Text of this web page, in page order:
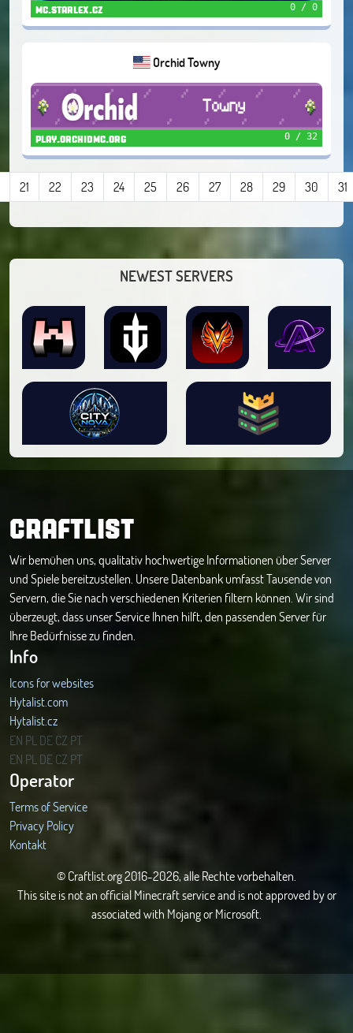
mc.starlex.cz 0 / 0
Orchid Towny
play.orchidmc.org 0 / 32
21 22 23 24 25 26 27 28 29 30 31
NEWEST SERVERS
CRAFTLIST
Wir bemühen uns, qualitativ hochwertige Informationen über Server
und Spiele bereitzustellen. Unsere Datenbank umfasst Tausende von
Servern, die Sie nach verschiedenen Kriterien filtern können. Wir sind
überzeugt, dass unser Service Ihnen hilft, den passenden Server für
Ihre Bedürfnisse zu finden.
Info
Icons for websites
Hytalist.com
Hytalist.cz
Hytamods.org
EN PL DECZ PT
EN PL DECZ PT
Operator
Terms of Service
Privacy Policy
Kontakt
© Craftlist.org 2016-2026, alle Rechte vorbehalten.
This site is not an official Minecraft service and is not approved by or
associated with Mojang or Microsoft.